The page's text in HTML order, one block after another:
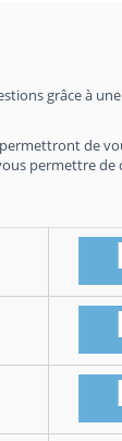
grâce à
de
permettre de